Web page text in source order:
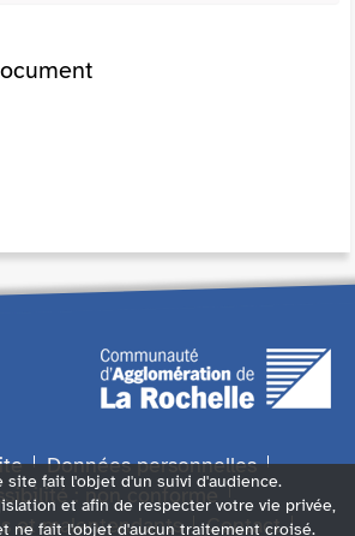
Données personnelles
: non conforme
et malentendants
Contact
site fait l'objet d'un suivi d'audience.
et afin de respecter votre vie privée,
ne fait l'objet d'aucun traitement croisé.